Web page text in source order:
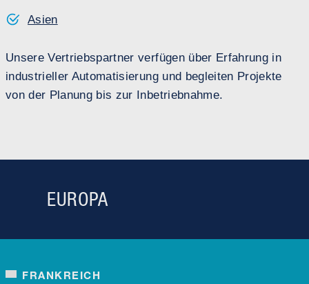
Asien
Unsere Vertriebspartner verfügen über Erfahrung in
industrieller Automatisierung und begleiten Projekte
von der Planung bis zur Inbetriebnahme.
EUROPA
FRANKREICH